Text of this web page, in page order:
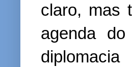
claro, mas
agenda